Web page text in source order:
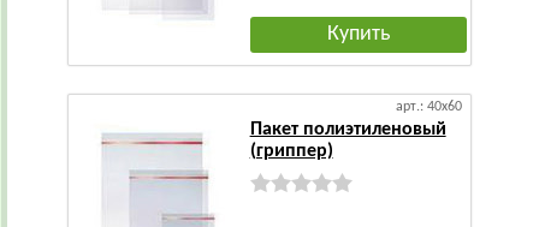
Купить
арт.: 40х60
Пакет полиэтиленовый
(гриппер)